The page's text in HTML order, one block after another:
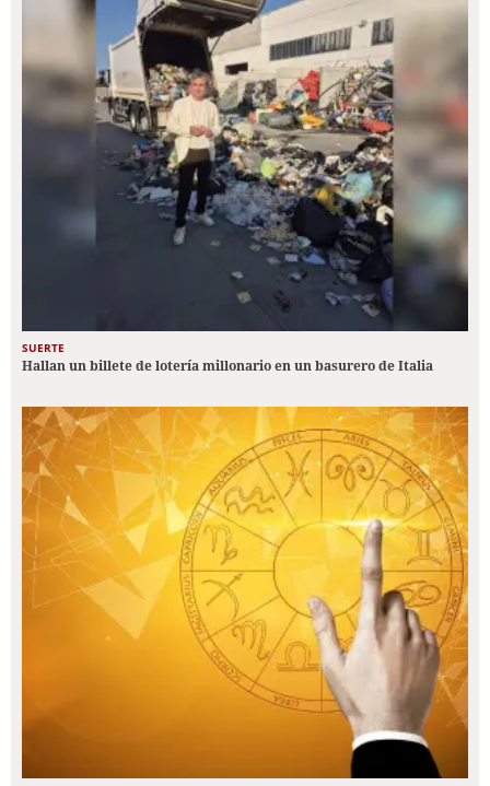
SUERTE
Hallan un billete de lotería millonario en un basurero de Italia